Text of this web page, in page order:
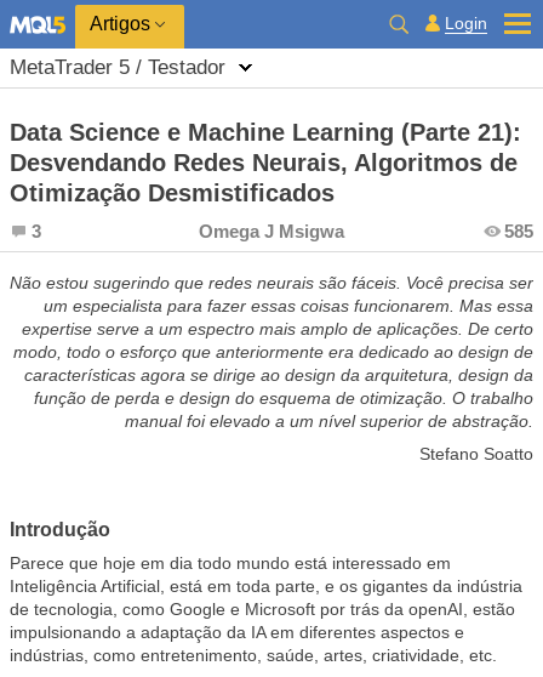
Artigos Login
MetaTrader 5 / Testador
Data Science e Machine Learning (Parte 21):
Desvendando Redes Neurais, Algoritmos de
Otimização Desmistificados
3 Omega J Msigwa 585
Não estou sugerindo que redes neurais são fáceis. Você precisa ser
um especialista para fazer essas coisas funcionarem. Mas essa
expertise serve a um espectro mais amplo de aplicações. De certo
modo, todo o esforço que anteriormente era dedicado ao design de
características agora se dirige ao design da arquitetura, design da
função de perda e design do esquema de otimização. O trabalho
manual foi elevado a um nível superior de abstração.
Stefano Soatto
Introdução
Parece que hoje em dia todo mundo está interessado em
Inteligência Artificial, está em toda parte, e os gigantes da indústria
de tecnologia, como Google e Microsoft por trás da openAI, estão
impulsionando a adaptação da IA em diferentes aspectos e
indústrias, como entretenimento, saúde, artes, criatividade, etc.